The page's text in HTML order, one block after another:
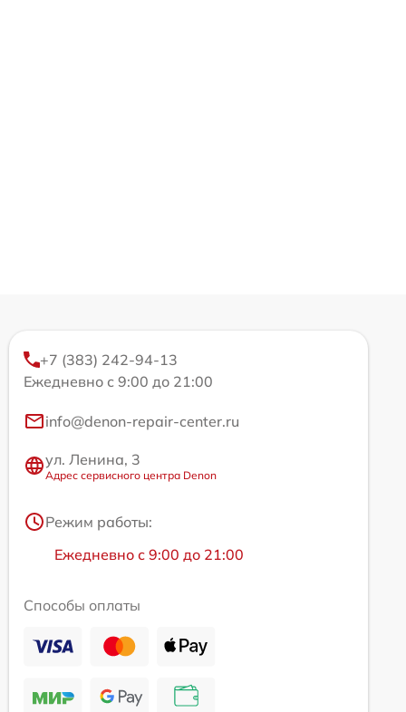
+7 (383) 242-94-13
Ежедневно с 9:00 до 21:00
info@denon-repair-center.ru
ул. Ленина, 3
Адрес сервисного центра Denon
Режим работы:
Ежедневно с 9:00 до 21:00
Способы оплаты